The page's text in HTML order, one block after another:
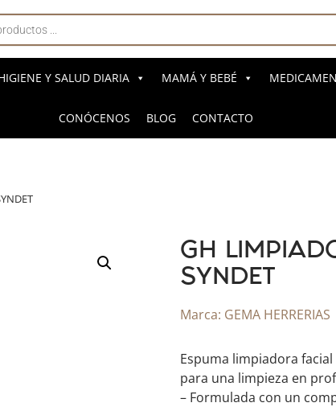
Y SALUD DIARIA MAMÁ Y BEBÉ
CONÓCENOS BLOG CONTACTO
GH
SYNDET
Marca: GEMA HERRERIAS
Espuma limpiadora
para una limpieza en
– Formulada con un